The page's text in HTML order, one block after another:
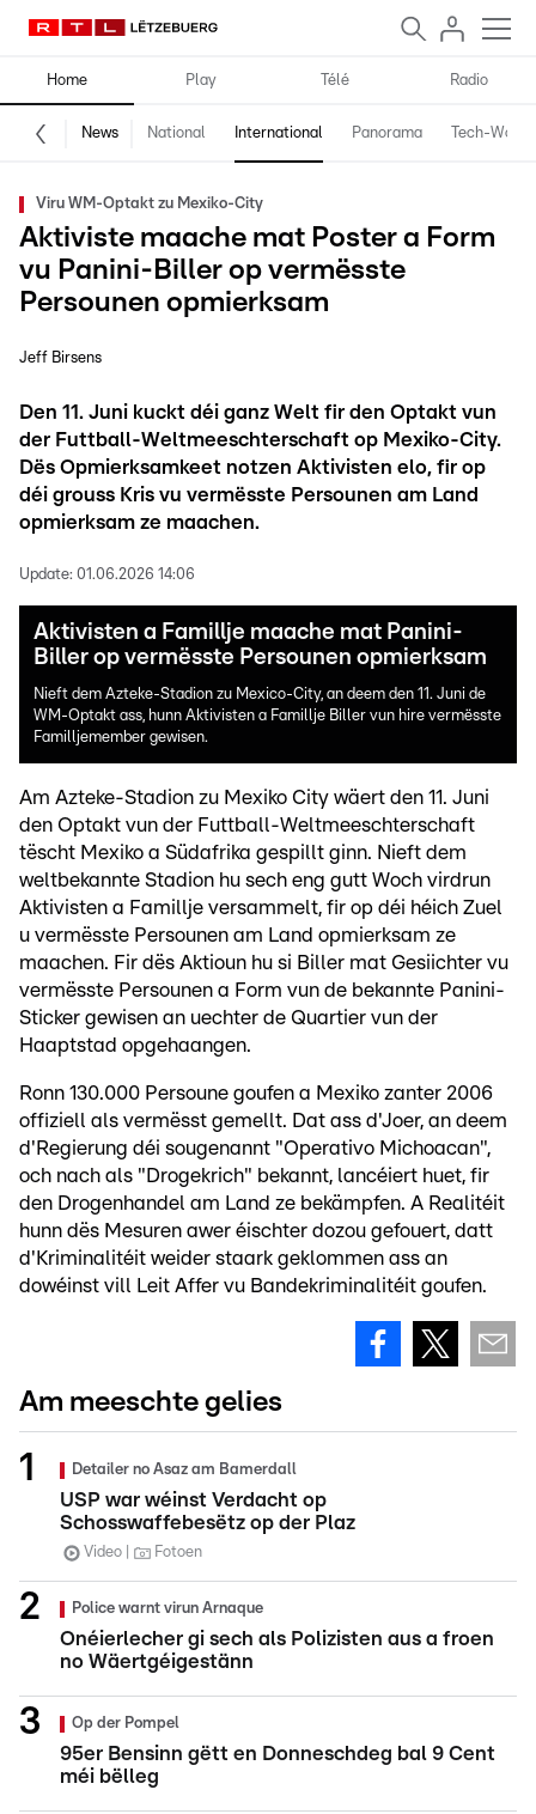
Home Play Télé Radio
News National International Panorama Tech-World
Viru WM-Optakt zu Mexiko-City
Aktiviste maache mat Poster a Form
vu Panini-Biller op vermësste
Persounen opmierksam
Jeff Birsens
Den 11. Juni kuckt déi ganz Welt fir den Optakt vun
der Futtball-Weltmeeschterschaft op Mexiko-City.
Dës Opmierksamkeet notzen Aktivisten elo, fir op
déi grouss Kris vu vermësste Persounen am Land
opmierksam ze maachen.
Update: 01.06.2026 14:06
Aktivisten a Famillje maache mat Panini-
Biller op vermësste Persounen opmierksam
Nieft dem Azteke-Stadion zu Mexico-City, an deem den 11. Juni de
WM-Optakt ass, hunn Aktivisten a Famillje Biller vun hire vermësste
Familljemember gewisen.
Am Azteke-Stadion zu Mexiko City wäert den 11. Juni
den Optakt vun der Futtball-Weltmeeschterschaft
tëscht Mexiko a Südafrika gespillt ginn. Nieft dem
weltbekannte Stadion hu sech eng gutt Woch virdrun
Aktivisten a Famillje versammelt, fir op déi héich Zuel
u vermësste Persounen am Land opmierksam ze
maachen. Fir dës Aktioun hu si Biller mat Gesiichter vu
vermësste Persounen a Form vun de bekannte Panini-
Sticker gewisen an uechter de Quartier vun der
Haaptstad opgehaangen.
Ronn 130.000 Persoune goufen a Mexiko zanter 2006
offiziell als vermësst gemellt. Dat ass d'Joer, an deem
d'Regierung déi sougenannt "Operativo Michoacan",
och nach als "Drogekrich" bekannt, lancéiert huet, fir
den Drogenhandel am Land ze bekämpfen. A Realitéit
hunn dës Mesuren awer éischter dozou gefouert, datt
d'Kriminalitéit weider staark geklommen ass an
dowéinst vill Leit Affer vu Bandekriminalitéit goufen.
Am meeschte gelies
Detailer no Asaz am Bamerdall
USP war wéinst Verdacht op
Schosswaffebesëtz op der Plaz
Video Fotoen
Police warnt virun Arnaque
Onéierlecher gi sech als Polizisten aus a froen
no Wäertgéigestänn
Op der Pompel
95er Bensinn gëtt en Donneschdeg bal 9 Cent
méi bëlleg